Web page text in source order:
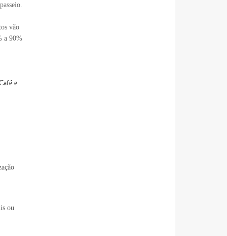
vão
a 90%
e
ou